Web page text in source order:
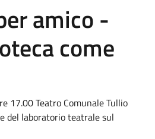
amico -
come
17.00 Teatro Comunale Tullio
del laboratorio teatrale sul